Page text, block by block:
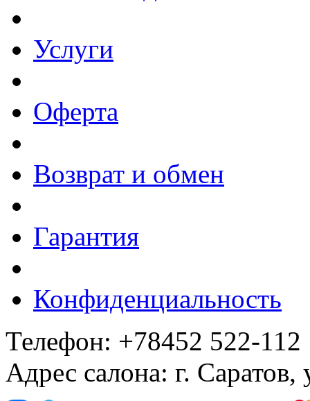
Услуги
Оферта
Возврат и обмен
Гарантия
Конфиденциальность
Телефон: +78452 522-112
Адрес салона: г. Саратов,